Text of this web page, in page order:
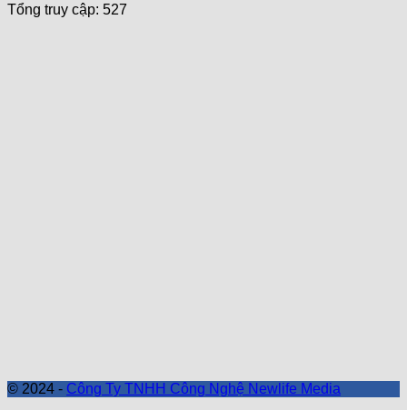
Tổng truy cập: 527
© 2024 - Công Ty TNHH Công Nghệ Newlife Media